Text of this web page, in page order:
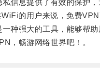
息提供了有效的保护，
的用户来说，免费VPN
强大的工具，能够帮助
畅游网络世界吧！。